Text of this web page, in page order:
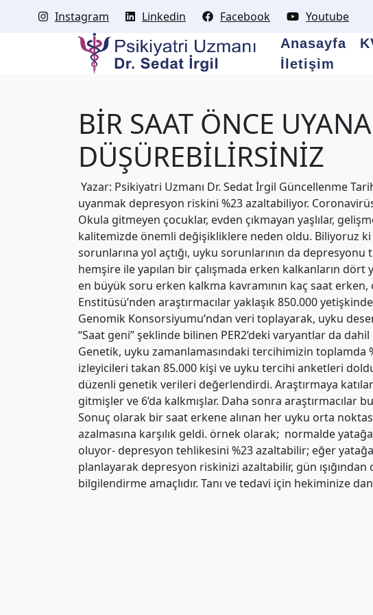
Instagram Linkedin Facebook Youtube
Anasayfa
İletişim
BİR SAAT ÖNCE
DÜŞÜREBİLİRSİNİZ
Yazar: Psikiyatri Uzmanı Dr. Sedat İrgil Güncellenme
uyanmak depresyon riskini %23 azaltabiliyor.
Okula gitmeyen çocuklar, evden çıkmayan yaşlılar,
kalitemizde önemli değişikliklere neden oldu. Biliyoruz
sorunlarına yol açtığı, uyku sorunlarının da
hemşire ile yapılan bir çalışmada erken kalkanların dört
en büyük soru erken kalkma kavramının kaç saat
Enstitüsü’nden araştırmacılar yaklaşık 850.000
Genomik Konsorsiyumu’ndan veri toplayarak, uyku
“Saat geni” şeklinde bilinen PER2’deki varyantlar da
Genetik, uyku zamanlamasındaki tercihimizin toplamda
izleyicileri takan 85.000 kişi ve uyku tercihi anketleri
düzenli genetik verileri değerlendirdi. Araştırmaya
gitmişler ve 6’da kalkmışlar. Daha sonra araştırmacılar
Sonuç olarak bir saat erkene alınan her uyku orta
azalmasına karşılık geldi. örnek olarak; normalde
oluyor- depresyon tehlikesini %23 azaltabilir; eğer
planlayarak depresyon riskinizi azaltabilir, gün
bilgilendirme amaçlıdır. Tanı ve tedavi için hekiminize